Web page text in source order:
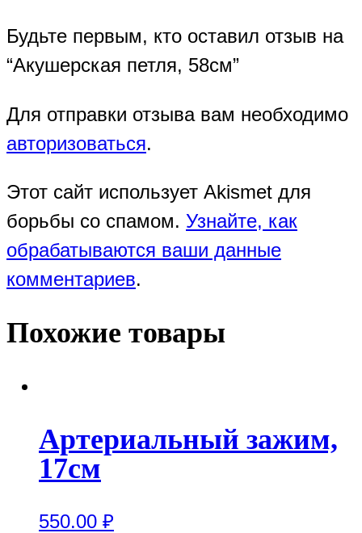
Будьте первым, кто оставил отзыв на
“Акушерская петля, 58см”
Для отправки отзыва вам необходимо
авторизоваться.
Этот сайт использует Akismet для
борьбы со спамом. Узнайте, как
обрабатываются ваши данные
комментариев.
Похожие товары
Артериальный зажим,
17см
550.00 ₽